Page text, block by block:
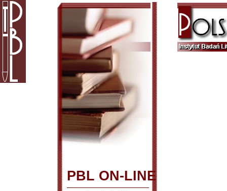
PBL ON-LINE